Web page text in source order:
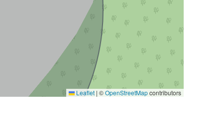
Leaflet | ©OpenStreetMapcontributors